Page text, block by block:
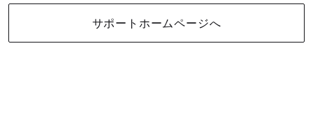
サポートホームページへ